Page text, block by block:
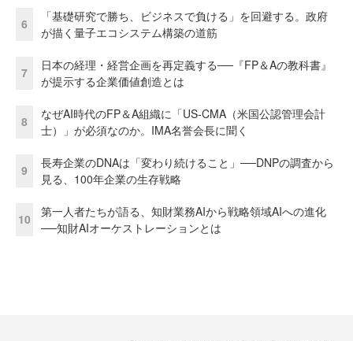
6
「基礎研究で勝ち、ビジネスで負ける」を回避する。政府
が描く量子エコシステム構築の道筋
7
日本の経理・経営企画を再定義する──『FP＆Aの教科書』
が提示する企業価値創造とは
8
なぜAI時代のFP＆A組織に「US-CMA（米国公認管理会計
士）」が必須なのか。IMA名誉会長に聞く
9
長寿企業のDNAは「変わり続けること」──DNPの調査から
見る、100年企業の生存戦略
10
第一人者たちが語る、知財業務AIから戦略領域AIへの進化
──知財AIオーケストレーションとは